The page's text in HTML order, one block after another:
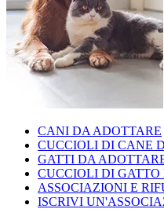
CANI DA ADOTTARE
CUCCIOLI DI CANE
GATTI DA
CUCCIOLI DI GATTO
ASSOCIAZIONI E
ISCRIVI